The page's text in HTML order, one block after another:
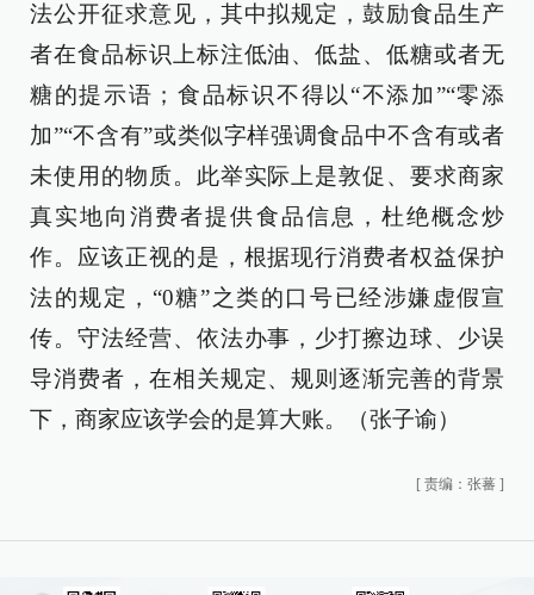
法公开征求意见，其中拟规定，鼓励食品生产
者在食品标识上标注低油、低盐、低糖或者无
糖的提示语；食品标识不得以“不添加”“零添
加”“不含有”或类似字样强调食品中不含有或者
未使用的物质。此举实际上是敦促、要求商家
真实地向消费者提供食品信息，杜绝概念炒
作。应该正视的是，根据现行消费者权益保护
法的规定，“0糖”之类的口号已经涉嫌虚假宣
传。守法经营、依法办事，少打擦边球、少误
导消费者，在相关规定、规则逐渐完善的背景
下，商家应该学会的是算大账。（张子谕）
[ 责编：张蕃 ]